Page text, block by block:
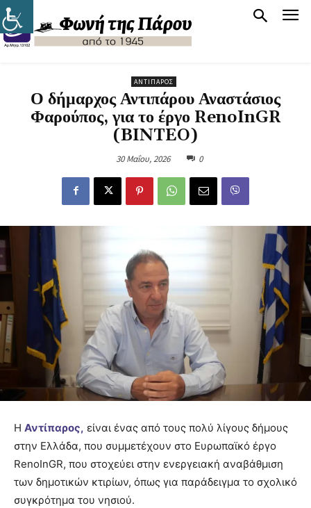
ΑΝΤΊΠΑΡΟΣ
Ο δήμαρχος Αντιπάρου Αναστάσιος
Φαρούπος, για το έργο RenoInGR
(BINTEO)
30 Μαΐου, 2026 0
Η Αντίπαρος, είναι ένας από τους πολύ λίγους δήμους
στην Ελλάδα, που συμμετέχουν στο Ευρωπαϊκό έργο
RenoInGR, που στοχεύει στην ενεργειακή αναβάθμιση
των δημοτικών κτιρίων, όπως για παράδειγμα το σχολικό
συγκρότημα του νησιού.